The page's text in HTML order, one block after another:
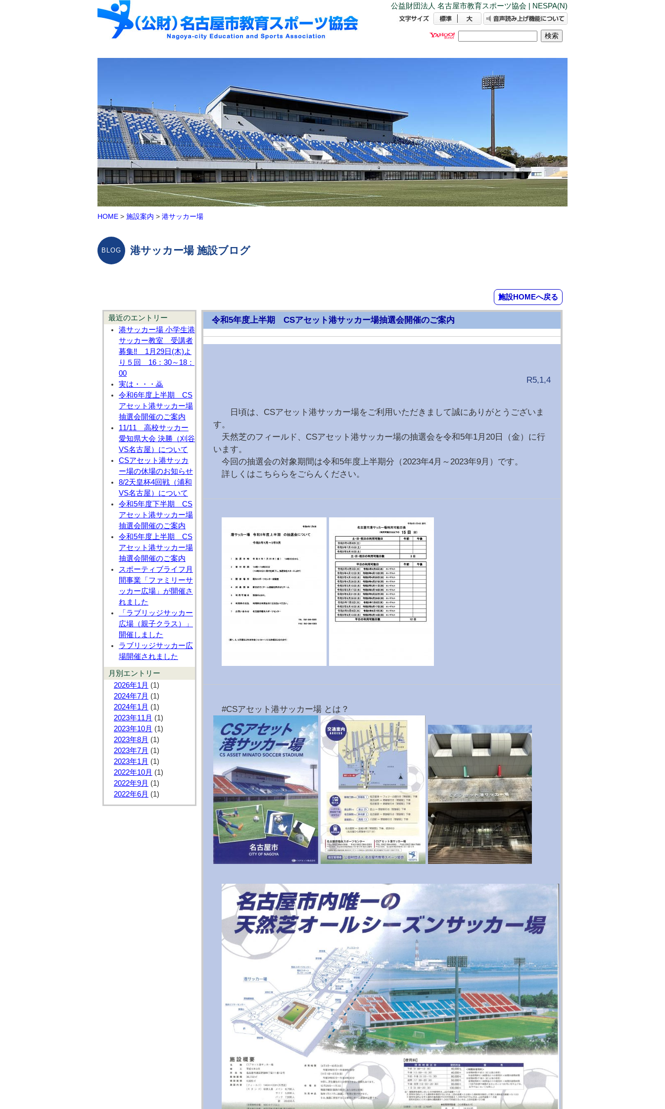
公益財団法人 名古屋市教育スポーツ協会 | NESPA(N)
HOME > 施設案内 > 港サッカー場
港サッカー場 施設ブログ
施設HOMEへ戻る
最近のエントリー
港サッカー場 小学生港
サッカー教室 受講者
募集‼ 1月29日(木)よ
り５回 16：30～18：
00
実は・・・🙇
令和6年度上半期 CS
アセット港サッカー場
抽選会開催のご案内
11/11 高校サッカー
愛知県大会 決勝（刈谷
VS名古屋）について
CSアセット港サッカ
ー場の休場のお知らせ
8/2天皇杯4回戦（浦和
VS名古屋）について
令和5年度下半期 CS
アセット港サッカー場
抽選会開催のご案内
令和5年度上半期 CS
アセット港サッカー場
抽選会開催のご案内
スポーティブライフ月
間事業「ファミリーサ
ッカー広場」が開催さ
れました
「ラブリッジサッカー
広場（親子クラス）」
開催しました
ラブリッジサッカー広
場開催されました
月別エントリー
2026年1月 (1)
2024年7月 (1)
2024年1月 (1)
2023年11月 (1)
2023年10月 (1)
2023年8月 (1)
2023年7月 (1)
2023年1月 (1)
2022年10月 (1)
2022年9月 (1)
2022年6月 (1)
令和5年度上半期 CSアセット港サッカー場抽選会開催のご案内
R5,1,4
日頃は、CSアセット港サッカー場をご利用いただきまして誠にありがとうございま
す。
天然芝のフィールド、CSアセット港サッカー場の抽選会を令和5年1月20日（金）に行
います。
今回の抽選会の対象期間は令和5年度上半期分（2023年4月～2023年9月）です。
詳しくはこちららをごらんください。
#CSアセット港サッカー場 とは？